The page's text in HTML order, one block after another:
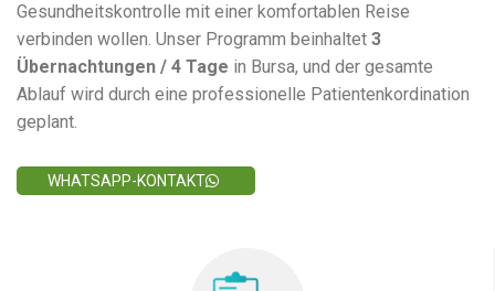
Gesundheitskontrolle mit einer komfortablen Reise
verbinden wollen. Unser Programm beinhaltet 3
Übernachtungen / 4 Tage in Bursa, und der gesamte
Ablauf wird durch eine professionelle Patientenkordination
geplant.
WHATSAPP-KONTAKT